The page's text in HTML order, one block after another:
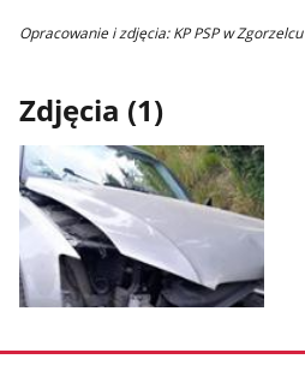
Opracowanie i zdjęcia: KP PSP w Zgorzelcu
Zdjęcia (1)
zdjęcie